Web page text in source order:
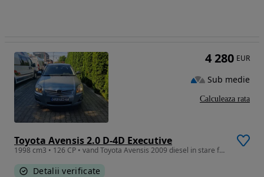
Toyota Avensis 2.0 D-4D Executive
1998 cm3 • 126 CP • vand Toyota Avensis 2009 diesel in stare foarte buna
Detalii verificate
4 280 EUR
Sub medie
Calculeaza rata